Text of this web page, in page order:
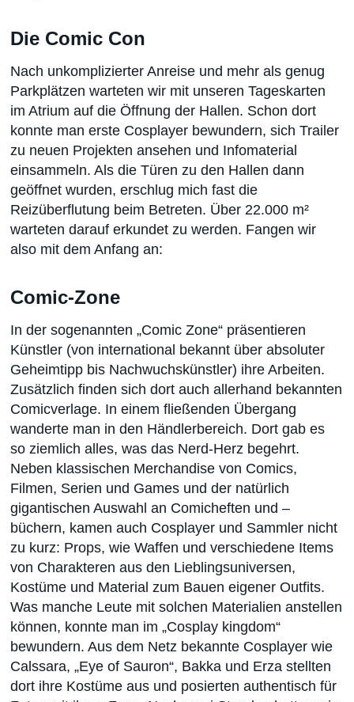
Die Comic Con
Nach unkomplizierter Anreise und mehr als genug
Parkplätzen warteten wir mit unseren Tageskarten
im Atrium auf die Öffnung der Hallen. Schon dort
konnte man erste Cosplayer bewundern, sich Trailer
zu neuen Projekten ansehen und Infomaterial
einsammeln. Als die Türen zu den Hallen dann
geöffnet wurden, erschlug mich fast die
Reizüberflutung beim Betreten. Über 22.000 m²
warteten darauf erkundet zu werden. Fangen wir
also mit dem Anfang an:
Comic-Zone
In der sogenannten „Comic Zone“ präsentieren
Künstler (von international bekannt über absoluter
Geheimtipp bis Nachwuchskünstler) ihre Arbeiten.
Zusätzlich finden sich dort auch allerhand bekannten
Comicverlage. In einem fließenden Übergang
wanderte man in den Händlerbereich. Dort gab es
so ziemlich alles, was das Nerd-Herz begehrt.
Neben klassischen Merchandise von Comics,
Filmen, Serien und Games und der natürlich
gigantischen Auswahl an Comicheften und –
büchern, kamen auch Cosplayer und Sammler nicht
zu kurz: Props, wie Waffen und verschiedene Items
von Charakteren aus den Lieblingsuniversen,
Kostüme und Material zum Bauen eigener Outfits.
Was manche Leute mit solchen Materialien anstellen
können, konnte man im „Cosplay kingdom“
bewundern. Aus dem Netz bekannte Cosplayer wie
Calssara, „Eye of Sauron“, Bakka und Erza stellten
dort ihre Kostüme aus und posierten authentisch für